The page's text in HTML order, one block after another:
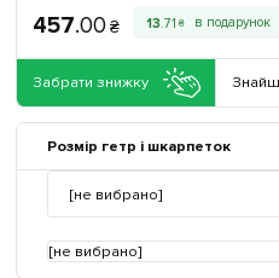
457.00 ₴ 13.71 ₴
Забрати знижку
Розмір гетр і шкарпеток
[не вибрано]